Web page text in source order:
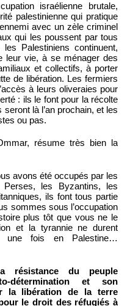
israélienne brutale,
palestinienne qui pratique
avec un zèle criminel
qui les poussent par tous
Palestiniens continuent,
leur vie, à se ménager des
et collectifs, à porter
de libération. Les fermiers
à leurs oliveraies pour
: ils le font pour la récolte
seront là l’an prochain, et les
ou pas.
résume très bien la
avons été occupés par les
Perses, les Byzantins, les
ils font tous partie
sommes sous l’occupation
plus tôt que vous ne le
et la tyrannie ne durent
une fois en Palestine…
résistance du peuple
détermination et son
la libération de la terre
le droit des réfugiés à